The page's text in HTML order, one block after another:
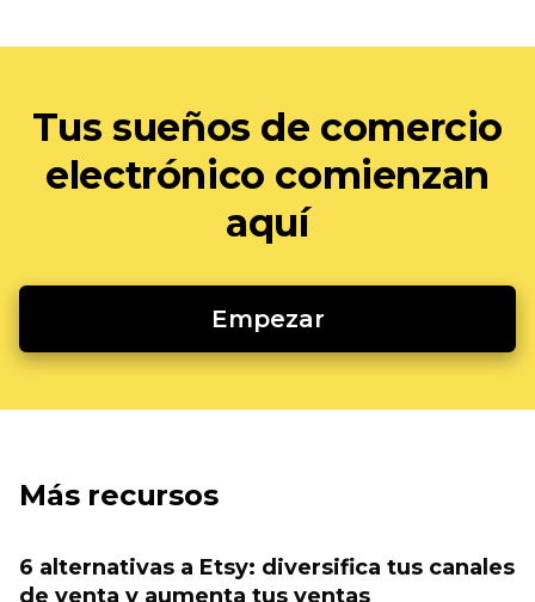
Tus sueños de comercio
electrónico comienzan
aquí
Empezar
Más recursos
6 alternativas a Etsy: diversifica tus canales
de venta y aumenta tus ventas